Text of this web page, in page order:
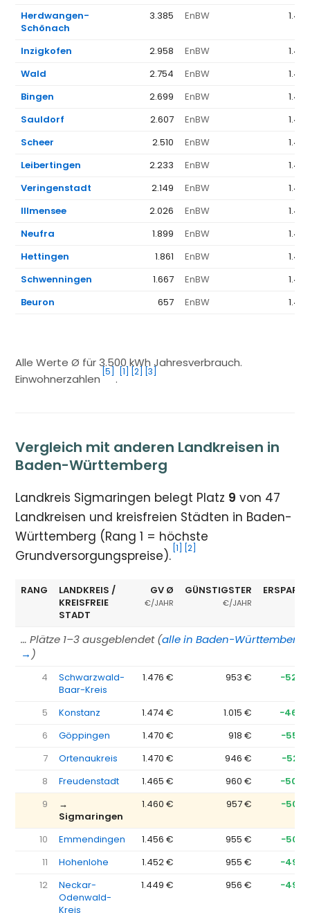
Herdwangen-
Schönach
3.385 EnBW
Inzigkofen 2.958 EnBW
Wald
2.754 EnBW
Bingen
2.699 EnBW
Sauldorf
2.607 EnBW
Scheer
2.510 EnBW
Leibertingen
2.233 EnBW
Veringenstadt
2.149 EnBW
Illmensee
2.026 EnBW
Neufra
1.899 EnBW
Hettingen
1.861 EnBW
Schwenningen
1.667 EnBW
Beuron
657 EnBW
Alle Werte Ø für 3.500 kWh Jahresverbrauch.
Einwohnerzahlen
[5]
.
[1] [2] [3]
Vergleich mit anderen Landkreisen in
Baden-Württemberg
Landkreis Sigmaringen belegt Platz 9 von 47
Landkreisen und kreisfreien Städten in Baden-
Württemberg (Rang 1 = höchste
Grundversorgungspreise). [1] [2]
RANG
LANDKREIS /
KREISFREIE
STADT
GV Ø
€/JAHR
GÜNSTIGSTER
€/JAHR
… Plätze 1–3 ausgeblendet (alle in Baden-Württemberg
→ )
4
Schwarzwald-
Baar-Kreis
1.476 € 953 € −524
5 Konstanz 1.474 € 1.015 €
−460
6
Göppingen 1.470 € 918 €
−552
7
Ortenaukreis 1.470 € 946 €
−523
8
Freudenstadt 1.465 € 960 €
−505
9
→
Sigmaringen
1.460 € 957 € −503
10 Emmendingen 1.456 € 955 €
−502
11
Hohenlohe 1.452 € 955 €
−497
12
Neckar-
Odenwald-
Kreis
1.449 € 956 € −492